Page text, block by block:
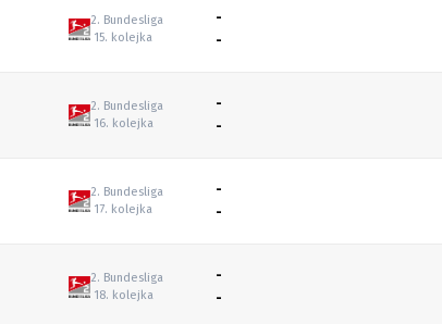
2. Bundesliga
15. kolejka
-
-
2. Bundesliga
16. kolejka
-
-
2. Bundesliga
17. kolejka
-
-
2. Bundesliga
18. kolejka
-
-